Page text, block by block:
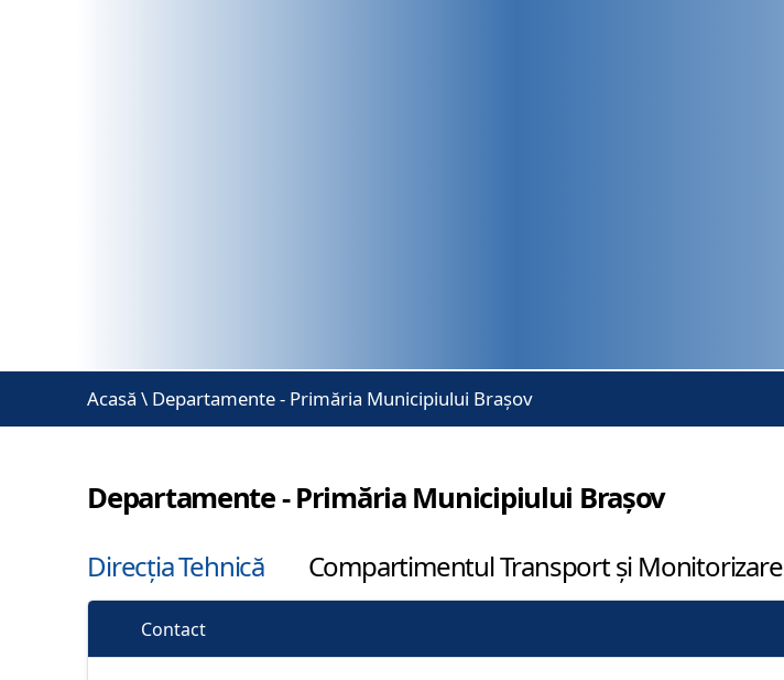
Acasă \ Departamente - Primăria Municipiului Brașov
Departamente - Primăria Municipiului Brașov
Direcția Tehnică Compartimentul Transport și Monitorizare
Contact